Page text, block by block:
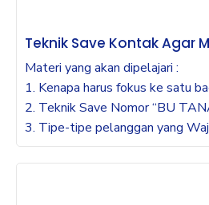
Teknik Save Kontak Agar
Materi yang akan dipelajari :
1. Kenapa harus fokus ke satu
2. Teknik Save Nomor “BU
3. Tipe-tipe pelanggan yang